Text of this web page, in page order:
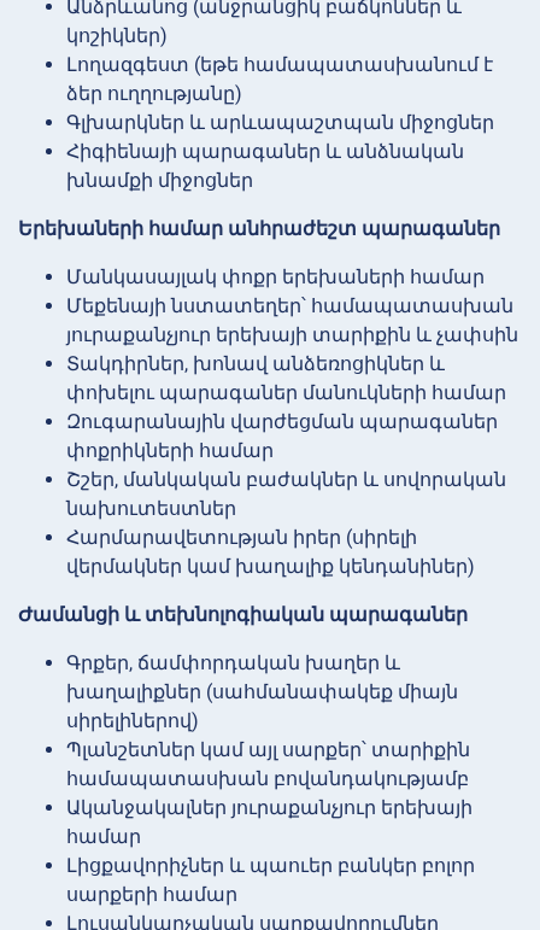
Անձրևանոց (անջրանցիկ բաճկոններ և
կոշիկներ)
Լողազգեստ (եթե համապատասխանում է
ձեր ուղղությանը)
Գլխարկներ և արևապաշտպան միջոցներ
Հիգիենայի պարագաներ և անձնական
խնամքի միջոցներ
Երեխաների համար անհրաժեշտ պարագաներ
Մանկասայլակ փոքր երեխաների համար
Մեքենայի նստատեղեր՝ համապատասխան
յուրաքանչյուր երեխայի տարիքին և չափսին
Տակդիրներ, խոնավ անձեռոցիկներ և
փոխելու պարագաներ մանուկների համար
Զուգարանային վարժեցման պարագաներ
փոքրիկների համար
Շշեր, մանկական բաժակներ և սովորական
նախուտեստներ
Հարմարավետության իրեր (սիրելի
վերմակներ կամ խաղալիք կենդանիներ)
Ժամանցի և տեխնոլոգիական պարագաներ
Գրքեր, ճամփորդական խաղեր և
խաղալիքներ (սահմանափակեք միայն
սիրելիներով)
Պլանշետներ կամ այլ սարքեր՝ տարիքին
համապատասխան բովանդակությամբ
Ականջակալներ յուրաքանչյուր երեխայի
համար
Լիցքավորիչներ և պաուեր բանկեր բոլոր
սարքերի համար
Լուսանկարչական սարքավորումներ